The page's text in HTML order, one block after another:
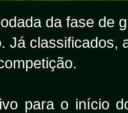
da fase de
Já classificados,
para o início